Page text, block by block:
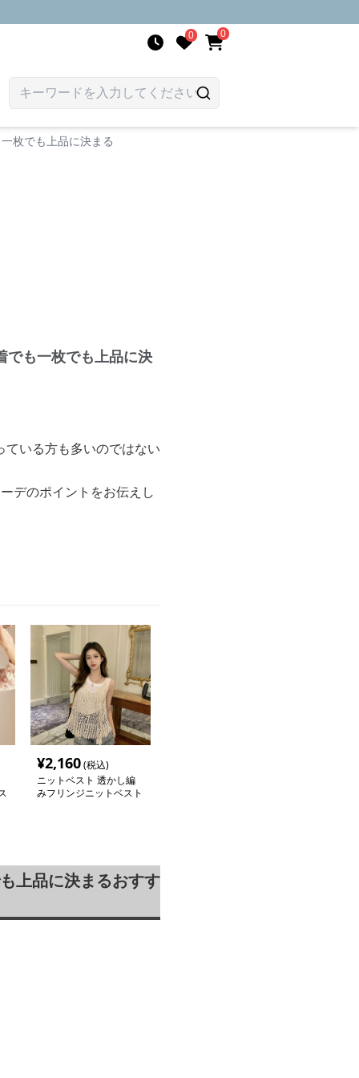
0 0
枚でも上品に決まる
でも一枚でも上品に決
いる方も多いのではない
デのポイントをお伝えし
¥2,160(税込)
ニットベスト 透かし編
みフリンジニットベスト
上品に決まるおすす